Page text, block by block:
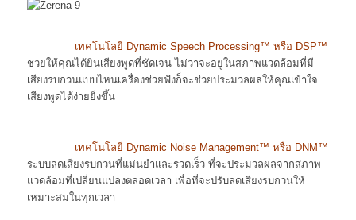
เทคโนโลยี Dynamic Speech Processing™ หรือ DSP™
ช่วยให้คุณได้ยินเสียงพูดที่ชัดเจน ไม่ว่าจะอยู่ในสภาพแวดล้อมที่มี
เสียงรบกวนแบบไหนเครื่องช่วยฟังก็จะช่วยประมวลผลให้คุณเข้าใจ
เสียงพูดได้ง่ายยิ่งขึ้น
เทคโนโลยี Dynamic Noise Management™ หรือ DNM™
ระบบลดเสียงรบกวนที่แม่นยำและรวดเร็ว ที่จะประมวลผลจากสภาพ
แวดล้อมที่เปลี่ยนแปลงตลอดเวลา เพื่อที่จะปรับลดเสียงรบกวนให้
เหมาะสมในทุกเวลา